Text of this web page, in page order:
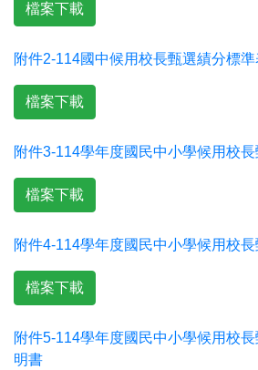
檔案下載
附件2-114國中候用校長甄選績分標準
檔案下載
附件3-114學年度國民中小學候用校
檔案下載
附件4-114學年度國民中小學候用校
檔案下載
附件5-114學年度國民中小學候用校
明書